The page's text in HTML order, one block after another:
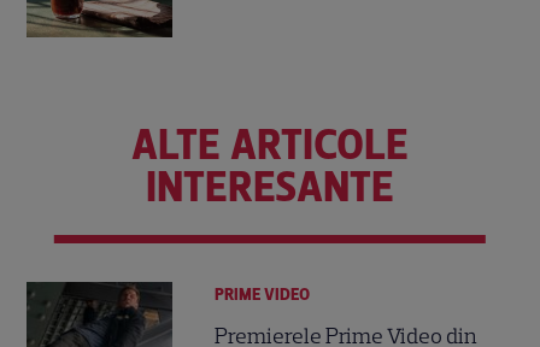
ALTE ARTICOLE
INTERESANTE
PRIME VIDEO
Premierele Prime Video din